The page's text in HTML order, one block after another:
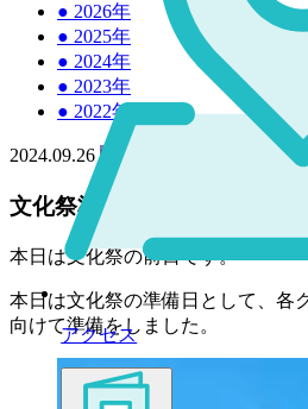
アクセス
● 2026年
● 2025年
● 2024年
● 2023年
● 2022年
2024.09.26 中学
文化祭準備が行われました！
本日は文化祭の前日です。
本日は文化祭の準備日として、各
向けて準備をしました。